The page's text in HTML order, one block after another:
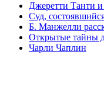
Джеретти Танти
Суд,
Б. Манжелли
Открытые тайны
Чарли Чаплин